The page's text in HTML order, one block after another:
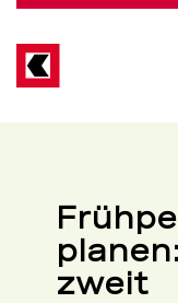
BEKB
Direkt
Inhalt
zweit